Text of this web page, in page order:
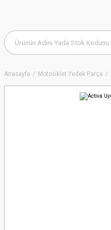
Anasayfa Motosiklet Yedek Parça